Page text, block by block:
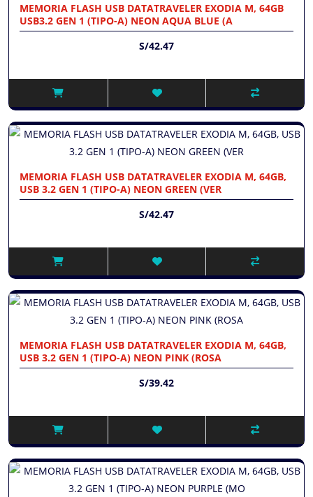
MEMORIA FLASH USB DATATRAVELER EXODIA M, 64GB
USB3.2 GEN 1 (TIPO-A) NEON AQUA BLUE (A
S/42.47
MEMORIA FLASH USB DATATRAVELER EXODIA M, 64GB,
USB 3.2 GEN 1 (TIPO-A) NEON GREEN (VER
S/42.47
MEMORIA FLASH USB DATATRAVELER EXODIA M, 64GB,
USB 3.2 GEN 1 (TIPO-A) NEON PINK (ROSA
S/39.42